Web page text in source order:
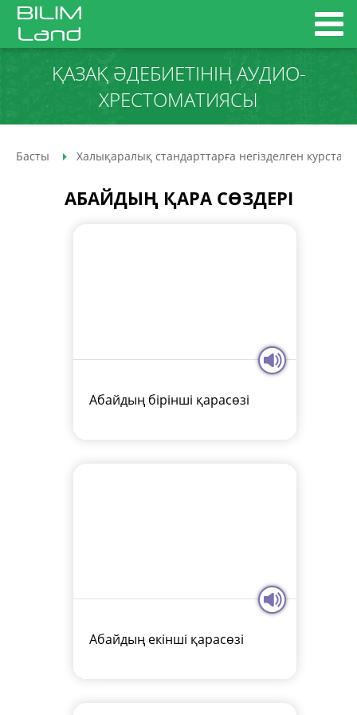
ҚАЗАҚ ӘДЕБИЕТІНІҢ АУДИО­
ХРЕСТОМАТИЯСЫ
Басты Халықаралық стандарттарға негізделген курстар
АБАЙДЫҢ ҚАРА СӨЗДЕРІ
Абайдың бірінші қарасөзі
Абайдың екінші қарасөзі